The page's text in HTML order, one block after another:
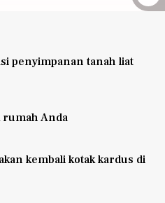
penyimpanan tanah liat
Anda
kembali kotak kardus di